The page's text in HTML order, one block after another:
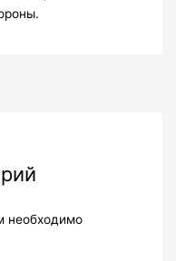
необходимо